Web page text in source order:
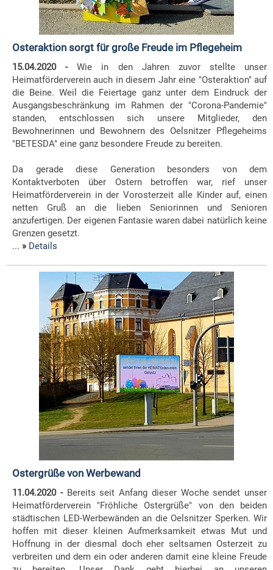
Osteraktion sorgt für große Freude im Pflegeheim
15.04.2020 -Wie in den Jahren zuvor stellte unser
Heimatförderverein auch in diesem Jahr eine "Osteraktion" auf
die Beine. Weil die Feiertage ganz unter dem Eindruck der
Ausgangsbeschränkung im Rahmen der "Corona-Pandemie"
standen, entschlossen sich unsere Mitglieder, den
Bewohnerinnen und Bewohnern des Oelsnitzer Pflegeheims
"BETESDA" eine ganz besondere Freude zu bereiten.
Da gerade diese Generation besonders von dem
Kontaktverboten über Ostern betroffen war, rief unser
Heimatförderverein in der Vorosterzeit alle Kinder auf, einen
netten Gruß an die lieben Seniorinnen und Senioren
anzufertigen. Der eigenen Fantasie waren dabei natürlich keine
Grenzen gesetzt.
... » Details
Ostergrüße von Werbewand
11.04.2020 -Bereits seit Anfang dieser Woche sendet unser
Heimatförderverein "Fröhliche Ostergrüße" von den beiden
städtischen LED-Werbewänden an die Oelsnitzer Sperken. Wir
hoffen mit dieser kleinen Aufmerksamkeit etwas Mut und
Hoffnung in der diesmal doch eher seltsamen Osterzeit zu
verbreiten und dem ein oder anderen damit eine kleine Freude